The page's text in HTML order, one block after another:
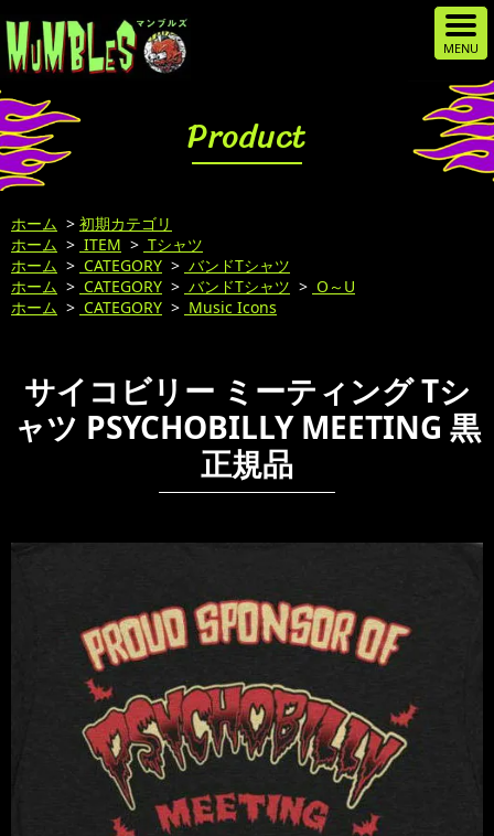
Product
ホーム > 初期カテゴリ
ホーム > ITEM > Tシャツ
ホーム > CATEGORY > バンドTシャツ
ホーム > CATEGORY > バンドTシャツ > O～U
ホーム > CATEGORY > Music Icons
サイコビリー ミーティング Tシ
ャツ PSYCHOBILLY MEETING 黒
正規品